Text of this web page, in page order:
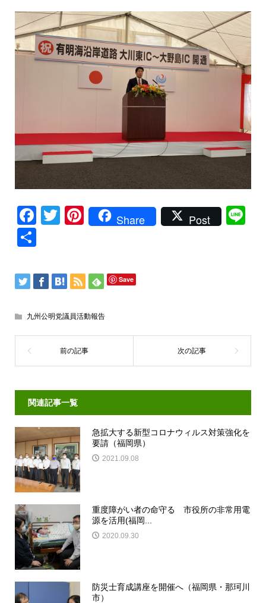
Facebook
TwitterPinterest
Share Post
Save
九州公明党議員活動報告
関連記事一覧
急拡大する新型コロナウィルス対策強化を
要請（福岡県）
2021.09.08
重度障がい者の命守る 市役所の非常用電
源を活用(福岡...
2020.09.30
防災士育成講座を開催へ（福岡県・那珂川
市）